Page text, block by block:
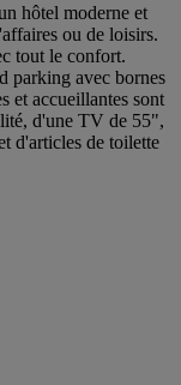
hôtel moderne et
ou de loisirs.
tout le confort.
parking avec bornes
et accueillantes sont
d'une TV de 55",
d'articles de toilette